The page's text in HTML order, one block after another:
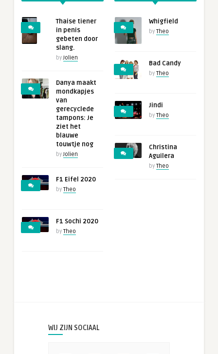
Thaise tiener
in penis
gebeten door
slang.
byJolien
Danya maakt
mondkapjes
van
gerecyclede
tampons: Je
ziet het
blauwe
touwtje nog
byJolien
F1 Eifel 2020
by Theo
F1 Sochi 2020
by Theo
Whigfield
by Theo
Bad Candy
by Theo
Jindi
by Theo
Christina
Aguilera
by Theo
WIJ ZIJN SOCIAAL